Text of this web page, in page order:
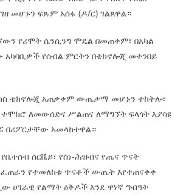
መሆኑን ፍጹም አሰፋ (ዶ/ር) ገልጸዋል።
የሪሞት ሴንሲንግ ሞዴል በመጠቀም፣ በአካል
አካባቢዎች የሰብል ምርትን በቴክኖሎጂ መተንበይ
ቴክኖሎጂ አጠቃቀም ውጤታማ መሆኑን ተከትሎ፣
ተሞክሮ ለመውሰድና ሥልጠና ለማግኘት ፍላጎት እያሳዩ
በሪፖርታቸው አመላክተዋል።
የቤተሰብ ሰርቬይ፣ የስነ-ሕዝብና የጤና ጥናት
ፈጠራን የተመለከቱ ጥናቶች ውጤት እየተጠናቀቀ
ሀገራዊ የልማት ዕቅዶች እንደ ዋነኛ ግብዓት